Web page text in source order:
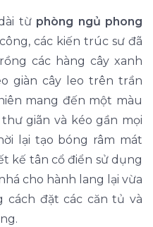
từ phòng ngủ phong
các kiến trúc sư đã
các hàng cây xanh
giàn cây leo trên trần
mang đến một màu
giãn và kéo gần mọi
lại tạo bóng râm mát
kế tân cổ điển sử dụng
cho hành lang lại vừa
cách đặt các căn tủ và